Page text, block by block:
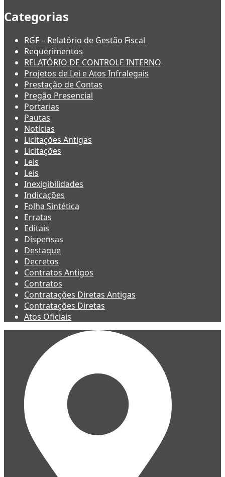
Categorias
RGF – Relatório de Gestão Fiscal
Requerimentos
RELATÓRIO DE CONTROLE INTERNO
Projetos de Lei e Atos Infralegais
Prestação de Contas
Pregão Presencial
Portarias
Pautas
Notícias
Licitações Antigas
Licitações
Leis
Leis
Inexigibilidades
Indicações
Folha Sintética
Erratas
Editais
Dispensas
Destaque
Decretos
Contratos Antigos
Contratos
Contratações Diretas Antigas
Contratações Diretas
Atos Oficiais